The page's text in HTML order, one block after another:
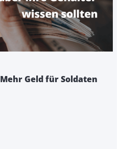
Geld für Soldaten